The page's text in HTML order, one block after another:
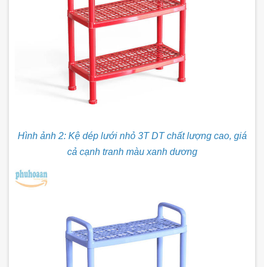
Hình ảnh 2: Kệ dép lưới nhỏ 3T DT chất lượng cao, giá
cả cạnh tranh màu xanh dương